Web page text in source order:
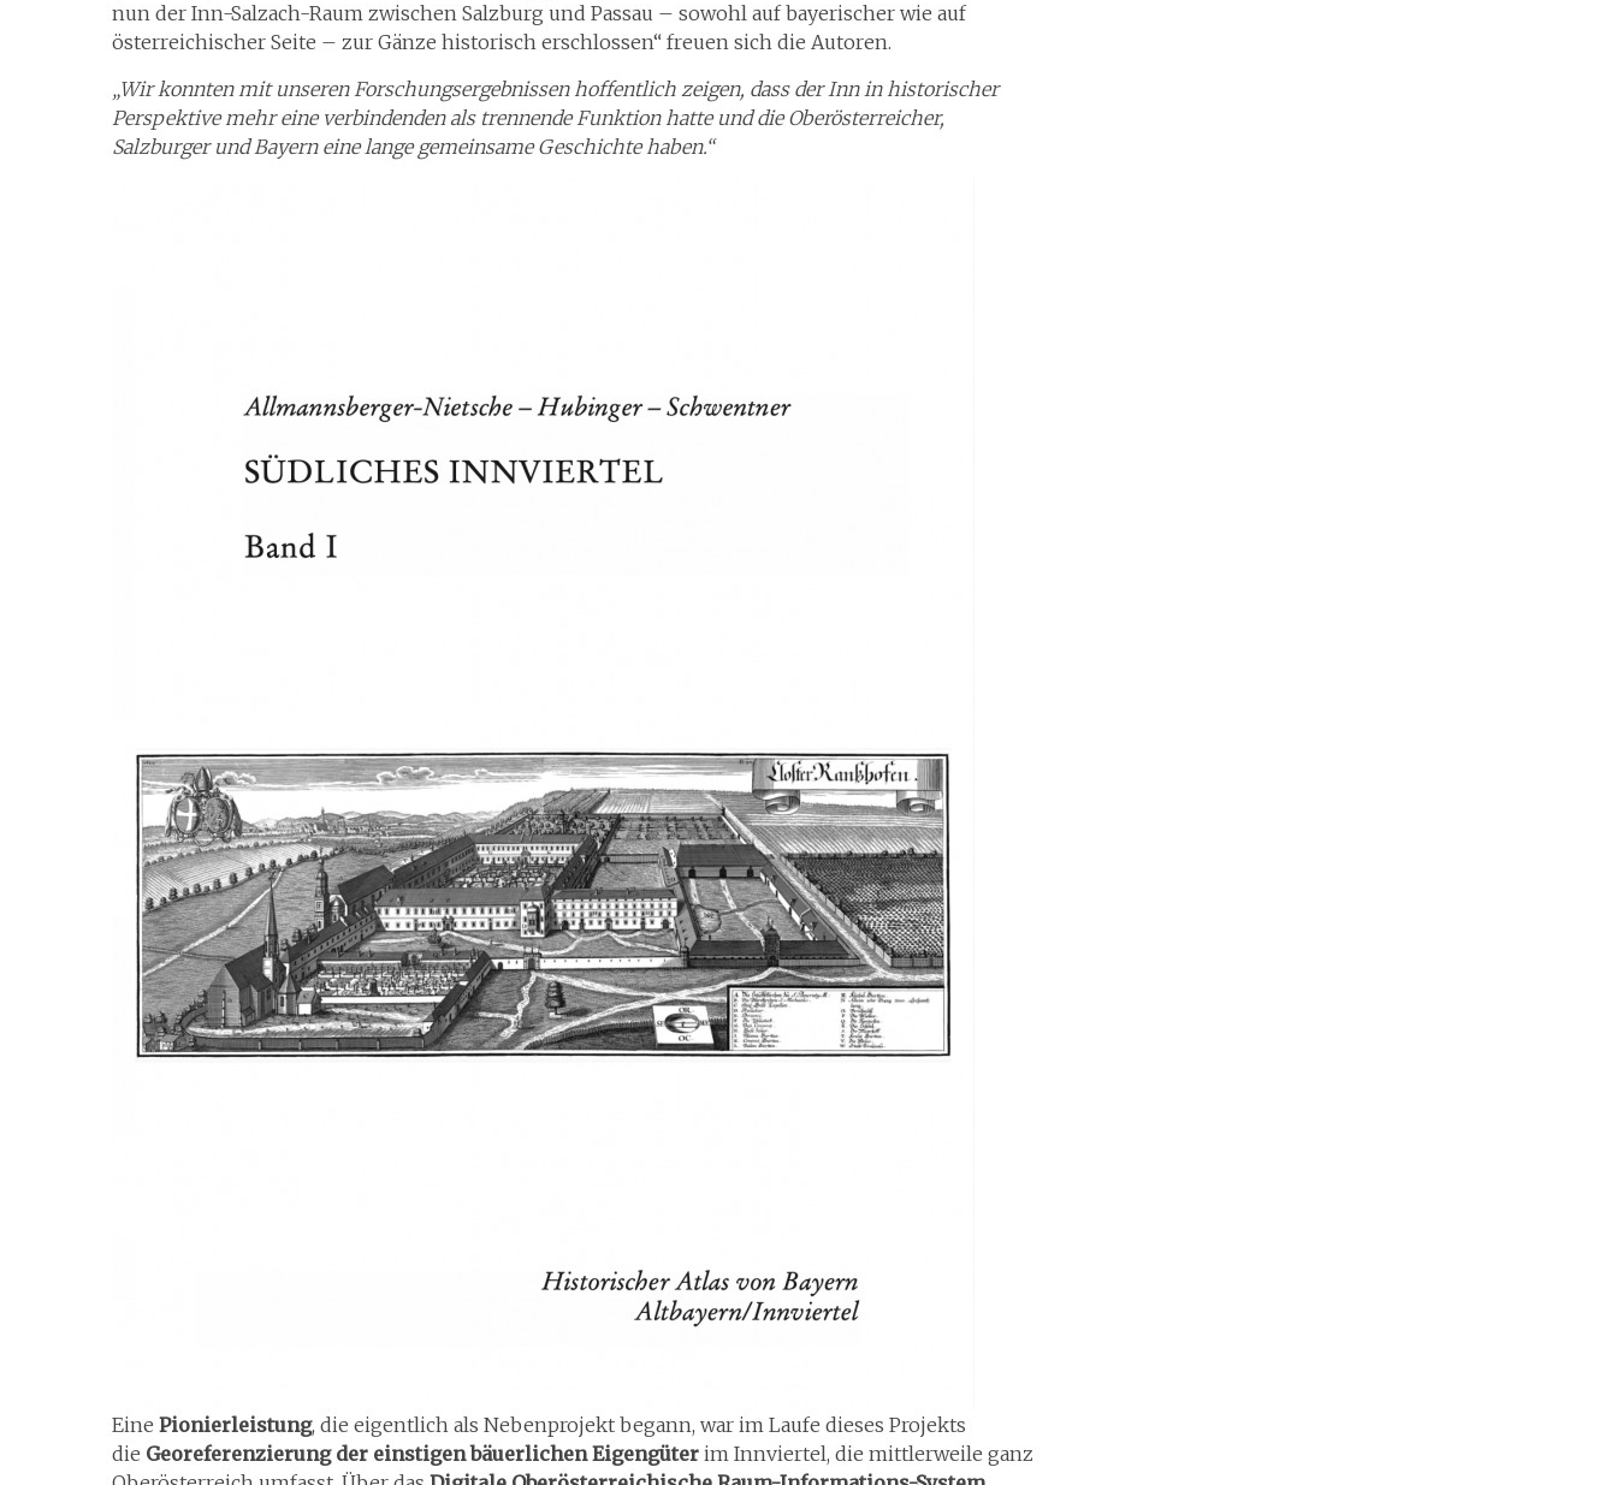
nun der Inn-Salzach-Raum zwischen Salzburg und Passau – sowohl auf bayerischer wie auf
österreichischer Seite – zur Gänze historisch erschlossen“ freuen sich die Autoren.
„Wir konnten mit unseren Forschungsergebnissen hoffentlich zeigen, dass der Inn in historischer
Perspektive mehr eine verbindenden als trennende Funktion hatte und die Oberösterreicher,
Salzburger und Bayern eine lange gemeinsame Geschichte haben.“
Eine Pionierleistung, die eigentlich als Nebenprojekt begann, war im Laufe dieses Projekts
die Georeferenzierung der einstigen bäuerlichen Eigengüter im Innviertel, die mittlerweile ganz